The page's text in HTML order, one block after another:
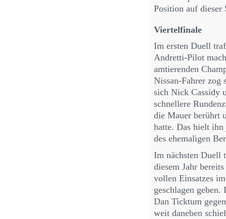
Position auf dieser
Viertelfinale
Im ersten Duell
Andretti-Pilot
amtierenden
Nissan-Fahrer zog
sich Nick Cassidy
schnellere
die Mauer berührt
hatte. Das hielt
des ehemaligen
Im nächsten Duell
diesem Jahr
vollen Einsatzes
geschlagen
Dan Ticktum
weit daneben